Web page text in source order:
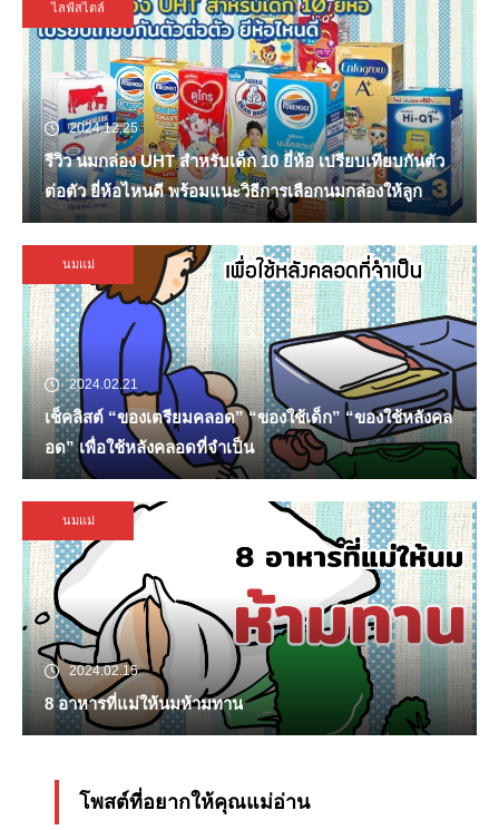
ไลฟ์สไตล์
2024.12.25
รีวิว นมกล่อง UHT สำหรับเด็ก 10 ยี่ห้อ เปรียบเทียบกันตัว
ต่อตัว ยี่ห้อไหนดี พร้อมแนะวิธีการเลือกนมกล่องให้ลูก
นมแม่
2024.02.21
เช็คลิสต์ “ของเตรียมคลอด” “ของใช้เด็ก” “ของใช้หลังคล
อด” เพื่อใช้หลังคลอดที่จำเป็น
นมแม่
2024.02.15
8 อาหารที่แม่ให้นมห้ามทาน
โพสต์ที่อยากให้คุณแม่อ่าน